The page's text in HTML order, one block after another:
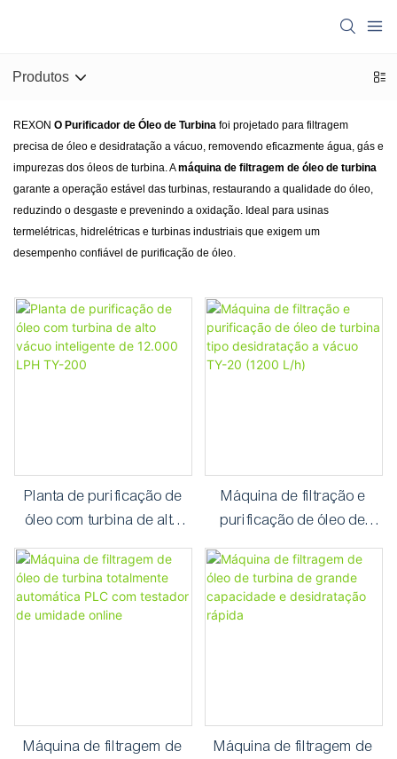
Produtos
REXON O Purificador de Óleo de Turbina foi projetado para filtragem
precisa de óleo e desidratação a vácuo, removendo eficazmente água, gás e
impurezas dos óleos de turbina. Amáquina de filtragem de óleo de turbina
garante a operação estável das turbinas, restaurando a qualidade do óleo,
reduzindo o desgaste e prevenindo a oxidação. Ideal para usinas
termelétricas, hidrelétricas e turbinas industriais que exigem um
desempenho confiável de purificação de óleo.
Planta de purificação de
óleo com turbina de alto
vácuo inteligente de 12.000
LPH TY-200
Máquina de filtração e
purificação de óleo de
turbina tipo desidratação a
vácuo TY-20 (1200 L/h)
Máquina de filtragem de
Máquina de filtragem de